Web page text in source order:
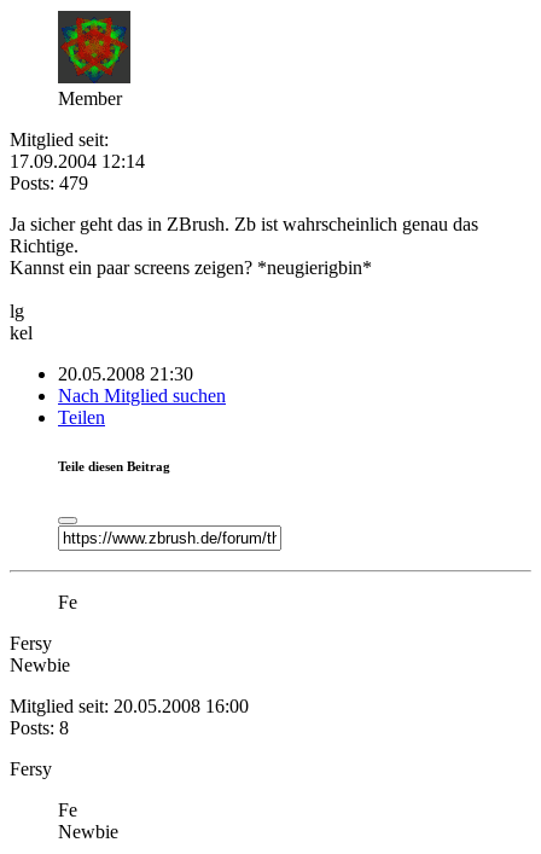
Member
Mitglied seit:
17.09.2004 12:14
Posts: 479
Ja sicher geht das in ZBrush. Zb ist wahrscheinlich genau das
Richtige.
Kannst ein paar screens zeigen? *neugierigbin*
lg
kel
20.05.2008 21:30
Nach Mitglied suchen
Teilen
Teile diesen Beitrag
Fe
Fersy
Newbie
Mitglied seit: 20.05.2008 16:00
Posts: 8
Fersy
Fe
Newbie